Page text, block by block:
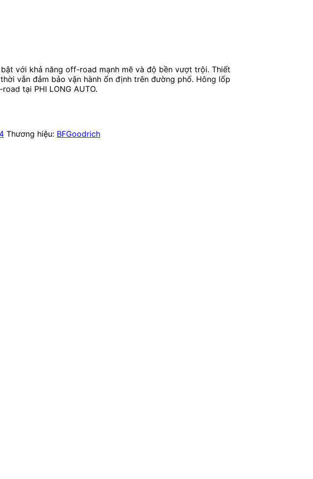
với khả năng off-road mạnh mẽ và độ bền vượt trội. Thiết
vẫn đảm bảo vận hành ổn định trên đường phố. Hông lốp
tại PHI LONG AUTO.
Thương hiệu: BFGoodrich